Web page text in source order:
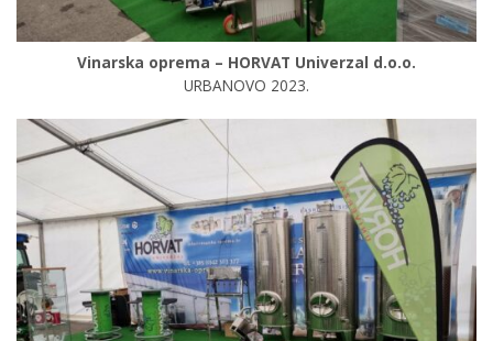
Vinarska oprema – HORVAT Univerzal d.o.o.
URBANOVO 2023.